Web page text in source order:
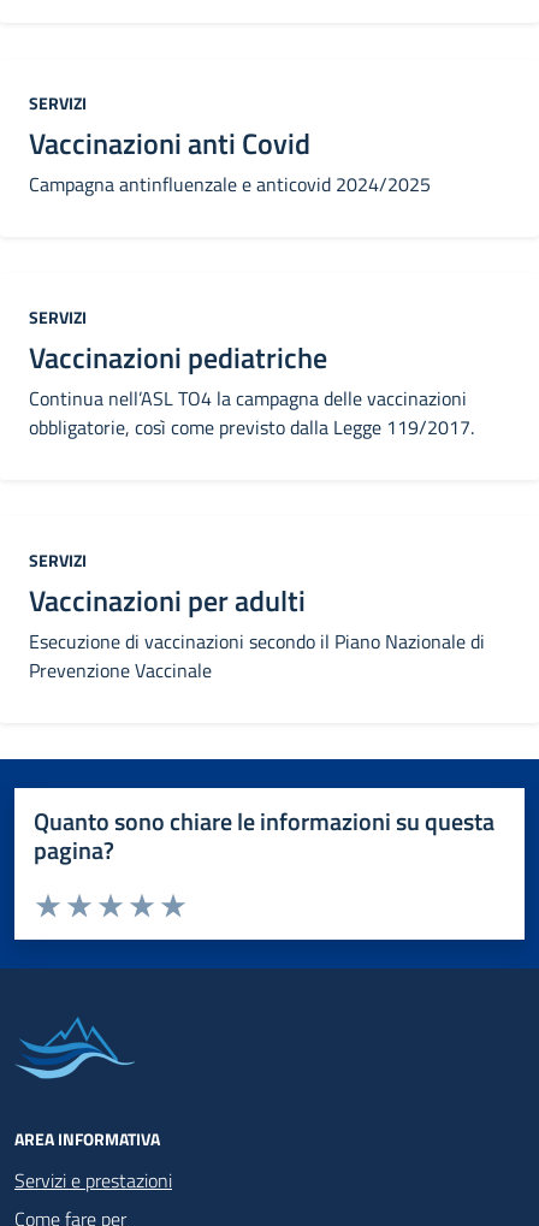
Categoria:
SERVIZI
Vaccinazioni anti Covid
Campagna antinfluenzale e anticovid 2024/2025
Categoria:
SERVIZI
Vaccinazioni pediatriche
Continua nell’ASL TO4 la campagna delle vaccinazioni
obbligatorie, così come previsto dalla Legge 119/2017.
Categoria:
SERVIZI
Vaccinazioni per adulti
Esecuzione di vaccinazioni secondo il Piano Nazionale di
Prevenzione Vaccinale
Quanto sono chiare le informazioni su questa
pagina?
Valuta da 1 a 5 stelle la pagina
Valuta 5 stelle su 5
Valuta 4 stelle su 5
Valuta 3 stelle su 5
Valuta 2 stelle su 5
Valuta 1 stelle su 5
AREA INFORMATIVA
Servizi e prestazioni
Come fare per